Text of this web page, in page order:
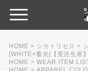
HOME > シカトリセス >
[WHITE×蓄光]【受注生産】
HOME > WEAR ITEM